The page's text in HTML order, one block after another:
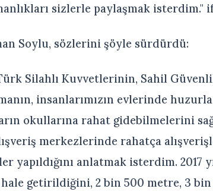
sizlerle paylaşmak isterdim."
Soylu, sözlerini şöyle sürdürdü:
Silahlı Kuvvetlerinin, Sahil
insanlarımızın evlerinde
okullarına rahat gidebilmelerini
merkezlerinde rahatça
yapıldığını anlatmak isterdim. 2017
getirildiğini, 2 bin 500 metre, 3